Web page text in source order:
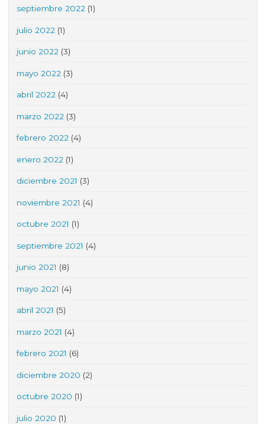
septiembre 2022 (1)
julio 2022 (1)
junio 2022 (3)
mayo 2022 (3)
abril 2022 (4)
marzo 2022 (3)
febrero 2022 (4)
enero 2022 (1)
diciembre 2021 (3)
noviembre 2021 (4)
octubre 2021 (1)
septiembre 2021 (4)
junio 2021 (8)
mayo 2021 (4)
abril 2021 (5)
marzo 2021 (4)
febrero 2021 (6)
diciembre 2020 (2)
octubre 2020 (1)
julio 2020 (1)